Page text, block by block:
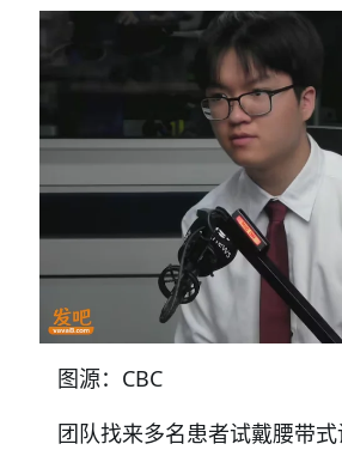
图源：CBC
团队找来多名患者试戴腰带